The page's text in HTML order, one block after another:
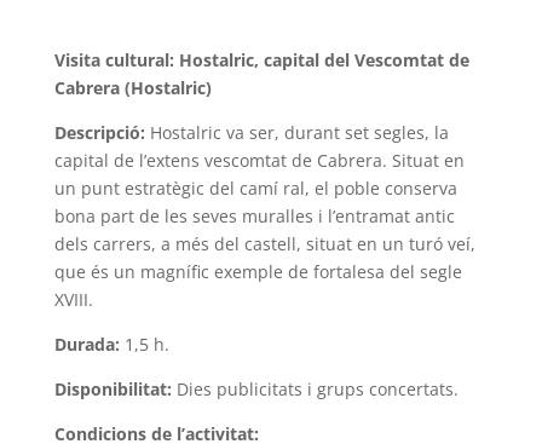
Visita cultural: Hostalric, capital del Vescomtat de
Cabrera (Hostalric)
Descripció: Hostalric va ser, durant set segles, la
capital de l’extens vescomtat de Cabrera. Situat en
un punt estratègic del camí ral, el poble conserva
bona part de les seves muralles i l’entramat antic
dels carrers, a més del castell, situat en un turó veí,
que és un magnífic exemple de fortalesa del segle
XVIII.
Durada: 1,5 h.
Disponibilitat: Dies publicitats i grups concertats.
Condicions de l’activitat: